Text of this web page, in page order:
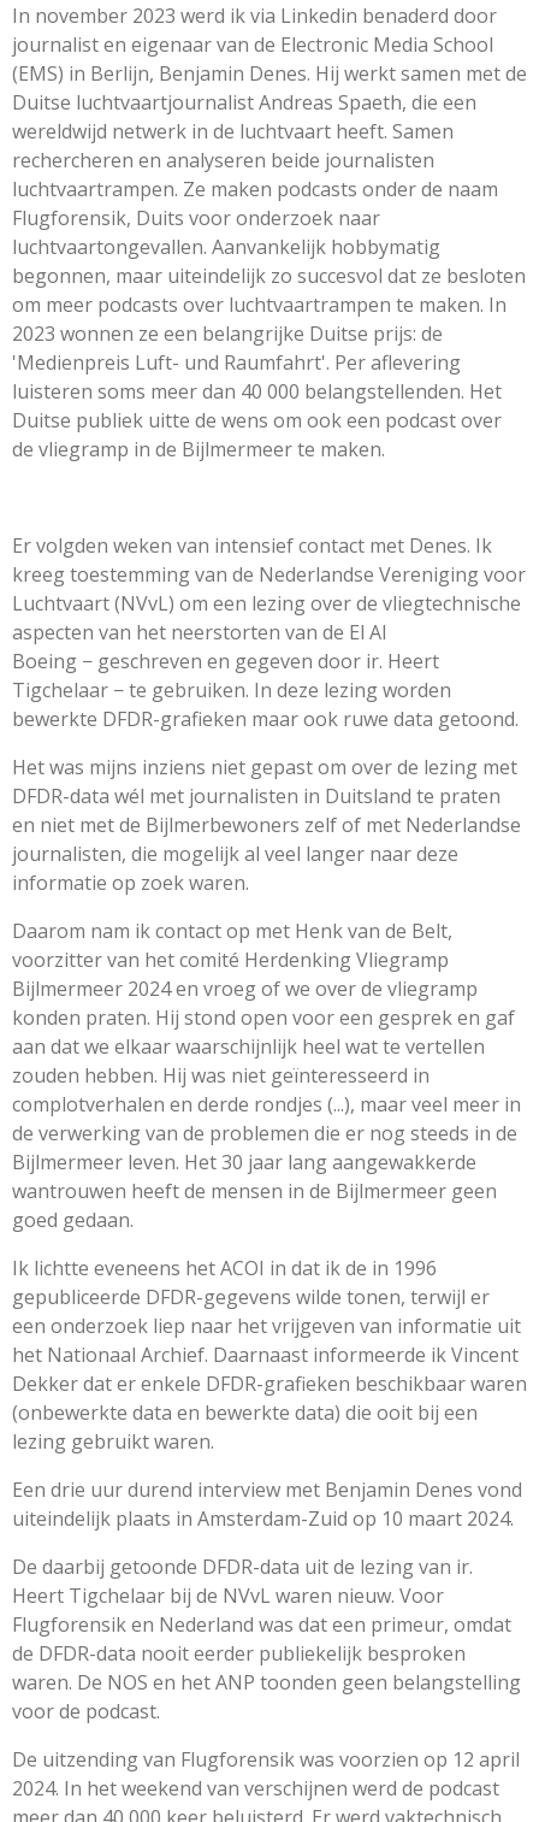
In november 2023 werd ik via Linkedin benaderd door
journalist en eigenaar van de Electronic Media School
(EMS) in Berlijn, Benjamin Denes. Hij werkt samen met de
Duitse luchtvaartjournalist Andreas Spaeth, die een
wereldwijd netwerk in de luchtvaart heeft. Samen
rechercheren en analyseren beide journalisten
luchtvaartrampen. Ze maken podcasts onder de naam
Flugforensik, Duits voor onderzoek naar
luchtvaartongevallen. Aanvankelijk hobbymatig
begonnen, maar uiteindelijk zo succesvol dat ze besloten
om meer podcasts over luchtvaartrampen te maken. In
2023 wonnen ze een belangrijke Duitse prijs: de
'Medienpreis Luft- und Raumfahrt'. Per aflevering
luisteren soms meer dan 40 000 belangstellenden. Het
Duitse publiek uitte de wens om ook een podcast over
de vliegramp in de Bijlmermeer te maken.
Er volgden weken van intensief contact met Denes. Ik
kreeg toestemming van de Nederlandse Vereniging voor
Luchtvaart (NVvL) om een lezing over de vliegtechnische
aspecten van het neerstorten van de El Al
Boeing − geschreven en gegeven door ir. Heert
Tigchelaar − te gebruiken. In deze lezing worden
bewerkte DFDR-grafieken maar ook ruwe data getoond.
Het was mijns inziens niet gepast om over de lezing met
DFDR-data wél met journalisten in Duitsland te praten
en niet met de Bijlmerbewoners zelf of met Nederlandse
journalisten, die mogelijk al veel langer naar deze
informatie op zoek waren.
Daarom nam ik contact op met Henk van de Belt,
voorzitter van het comité Herdenking Vliegramp
Bijlmermeer 2024 en vroeg of we over de vliegramp
konden praten. Hij stond open voor een gesprek en gaf
aan dat we elkaar waarschijnlijk heel wat te vertellen
zouden hebben. Hij was niet geïnteresseerd in
complotverhalen en derde rondjes (...), maar veel meer in
de verwerking van de problemen die er nog steeds in de
Bijlmermeer leven. Het 30 jaar lang aangewakkerde
wantrouwen heeft de mensen in de Bijlmermeer geen
goed gedaan.
Ik lichtte eveneens het ACOI in dat ik de in 1996
gepubliceerde DFDR-gegevens wilde tonen, terwijl er
een onderzoek liep naar het vrijgeven van informatie uit
het Nationaal Archief. Daarnaast informeerde ik Vincent
Dekker dat er enkele DFDR-grafieken beschikbaar waren
(onbewerkte data en bewerkte data) die ooit bij een
lezing gebruikt waren.
Een drie uur durend interview met Benjamin Denes vond
uiteindelijk plaats in Amsterdam-Zuid op 10 maart 2024.
De daarbij getoonde DFDR-data uit de lezing van ir.
Heert Tigchelaar bij de NVvL waren nieuw. Voor
Flugforensik en Nederland was dat een primeur, omdat
de DFDR-data nooit eerder publiekelijk besproken
waren. De NOS en het ANP toonden geen belangstelling
voor de podcast.
De uitzending van Flugforensik was voorzien op 12 april
2024. In het weekend van verschijnen werd de podcast